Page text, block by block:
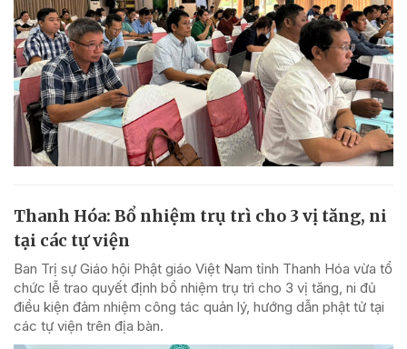
Thanh Hóa: Bổ nhiệm trụ trì cho 3 vị tăng, ni
tại các tự viện
Ban Trị sự Giáo hội Phật giáo Việt Nam tỉnh Thanh Hóa vừa tổ
chức lễ trao quyết định bổ nhiệm trụ trì cho 3 vị tăng, ni đủ
điều kiện đảm nhiệm công tác quản lý, hướng dẫn phật tử tại
các tự viện trên địa bàn.